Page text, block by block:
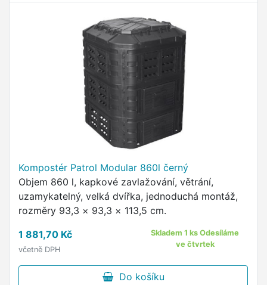
Kompostér Patrol Modular 860l černý
Objem 860 l, kapkové zavlažování, větrání,
uzamykatelný, velká dvířka, jednoduchá montáž,
rozměry 93,3 × 93,3 × 113,5 cm.
1 881,70 Kč
včetně DPH
Skladem 1 ks Odesíláme
ve čtvrtek
Do košíku